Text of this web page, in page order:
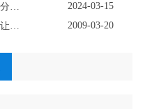
2024-03-15
2009-03-20